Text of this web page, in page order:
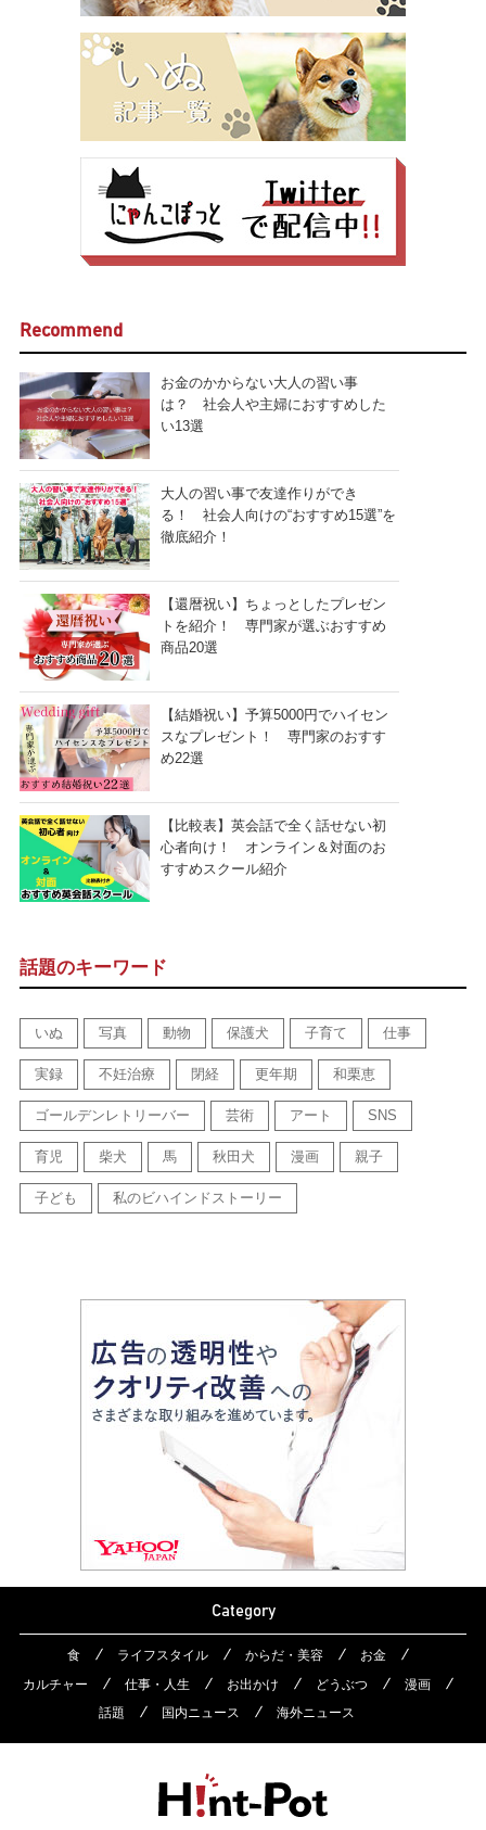
Recommend
お金のかからない大人の習い事
は？ 社会人や主婦におすすめした
い13選
大人の習い事で友達作りができ
る！ 社会人向けの“おすすめ15選”を
徹底紹介！
【還暦祝い】ちょっとしたプレゼン
トを紹介！ 専門家が選ぶおすすめ
商品20選
【結婚祝い】予算5000円でハイセン
スなプレゼント！ 専門家のおすす
め22選
【比較表】英会話で全く話せない初
心者向け！ オンライン＆対面のお
すすめスクール紹介
話題のキーワード
いぬ 写真 動物 保護犬 子育て 仕事
実録 不妊治療 閉経 更年期 和栗恵
ゴールデンレトリーバー 芸術 アート SNS
育児 柴犬 馬 秋田犬 漫画 親子
子ども 私のビハインドストーリー
Category
食 ライフスタイル からだ・美容
お金
カルチャー
仕事・人生 お出かけ どうぶつ
漫画
話題
国内ニュース 海外ニュース